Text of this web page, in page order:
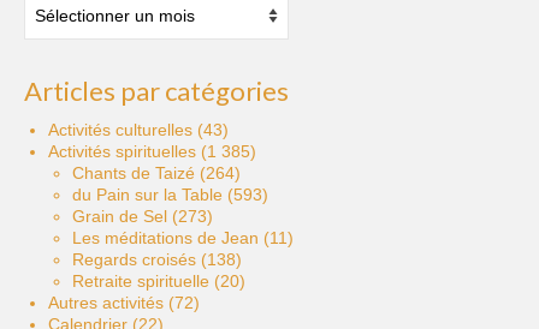
des
publications
Articles par catégories
Activités culturelles (43)
Activités spirituelles (1 385)
Chants de Taizé (264)
du Pain sur la Table (593)
Grain de Sel (273)
Les méditations de Jean (11)
Regards croisés (138)
Retraite spirituelle (20)
Autres activités (72)
Calendrier (22)